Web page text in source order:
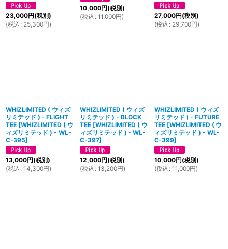
23,000円(税別)
(税込 : 25,300円)
10,000円(税別)
(税込 : 11,000円) 27,000円(税別)
(税込 : 29,700円)
WHIZLIMITED ( ウィズ
リミテッド ) - FLIGHT
TEE [WHIZLIMITED ( ウ
ィズリミテッド ) - WL-
C-395]
13,000円(税別)
(税込 : 14,300円)
WHIZLIMITED ( ウィズ
リミテッド ) - BLOCK
TEE [WHIZLIMITED ( ウ
ィズリミテッド ) - WL-
C-397]
12,000円(税別)
(税込 : 13,200円)
WHIZLIMITED ( ウィズ
リミテッド ) - FUTURE
TEE [WHIZLIMITED ( ウ
ィズリミテッド ) - WL-
C-399]
10,000円(税別)
(税込 : 11,000円)